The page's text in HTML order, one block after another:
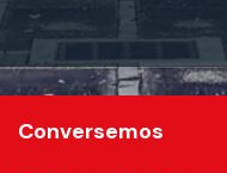
Conversemos